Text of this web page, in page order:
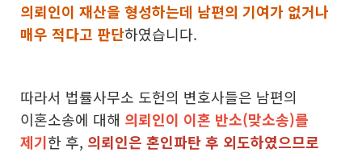
의뢰인이 재산을 형성하는데 남편의 기여가 없거나
매우 적다고 판단하였습니다.
따라서 법률사무소 도헌의 변호사들은 남편의
이혼소송에 대해 의뢰인이 이혼 반소(맞소송)를
제기한 후, 의뢰인은 혼인파탄 후 외도하였으므로